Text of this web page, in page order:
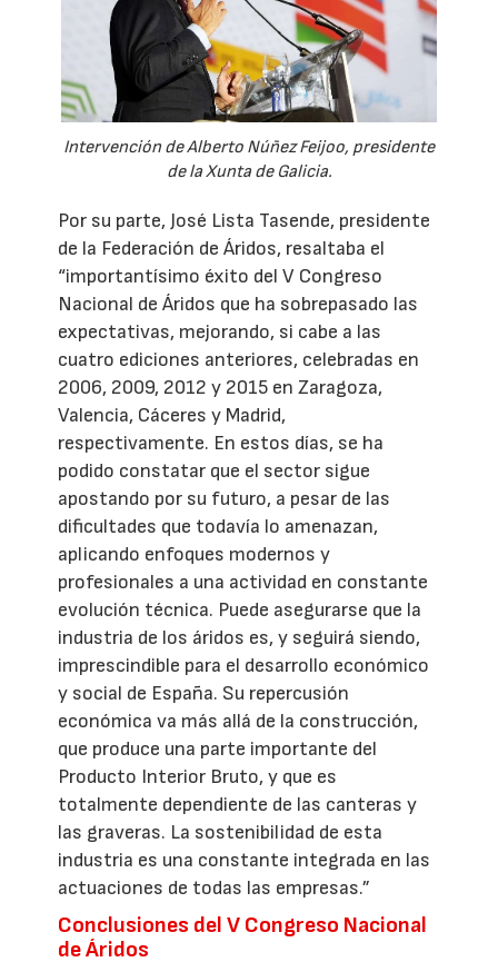
Intervención de Alberto Núñez Feijoo, presidente
de la Xunta de Galicia.
Por su parte, José Lista Tasende, presidente
de la Federación de Áridos, resaltaba el
“importantísimo éxito del V Congreso
Nacional de Áridos que ha sobrepasado las
expectativas, mejorando, si cabe a las
cuatro ediciones anteriores, celebradas en
2006, 2009, 2012 y 2015 en Zaragoza,
Valencia, Cáceres y Madrid,
respectivamente. En estos días, se ha
podido constatar que el sector sigue
apostando por su futuro, a pesar de las
dificultades que todavía lo amenazan,
aplicando enfoques modernos y
profesionales a una actividad en constante
evolución técnica. Puede asegurarse que la
industria de los áridos es, y seguirá siendo,
imprescindible para el desarrollo económico
y social de España. Su repercusión
económica va más allá de la construcción,
que produce una parte importante del
Producto Interior Bruto, y que es
totalmente dependiente de las canteras y
las graveras. La sostenibilidad de esta
industria es una constante integrada en las
actuaciones de todas las empresas.”
Conclusiones del V Congreso Nacional
de Áridos